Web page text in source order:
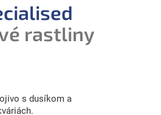
rastliny
s dusíkom a